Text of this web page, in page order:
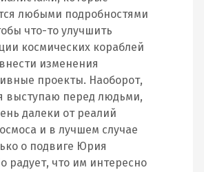
любыми подробностями
что-то улучшить
космических кораблей
изменения
проекты. Наоборот,
выступаю перед людьми,
далеки от реалий
и в лучшем случае
о подвиге Юрия
радует, что им интересно